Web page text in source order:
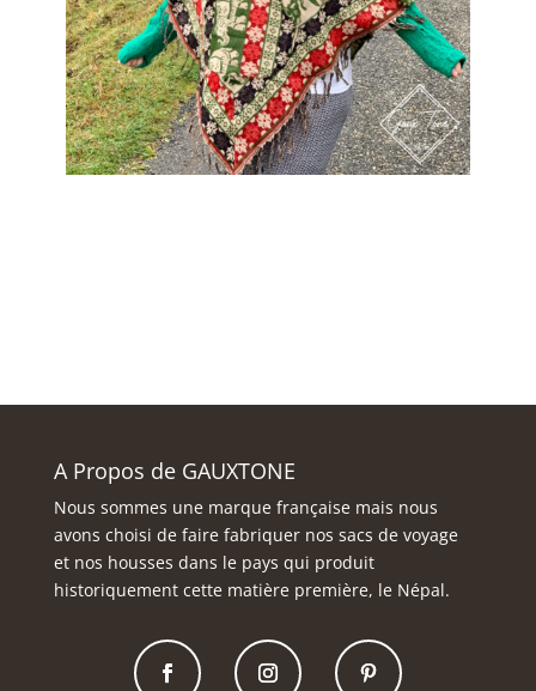
A Propos de GAUXTONE
Nous sommes une marque française mais nous
avons choisi de faire fabriquer nos sacs de voyage
et nos housses dans le pays qui produit
historiquement cette matière première, le Népal.